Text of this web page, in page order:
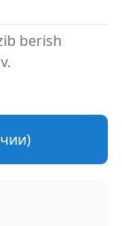
berish